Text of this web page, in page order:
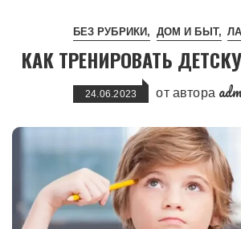
БЕЗ РУБРИКИ ДОМ И БЫТ
КАК ТРЕНИРОВАТЬ
24.06.2023 от автора